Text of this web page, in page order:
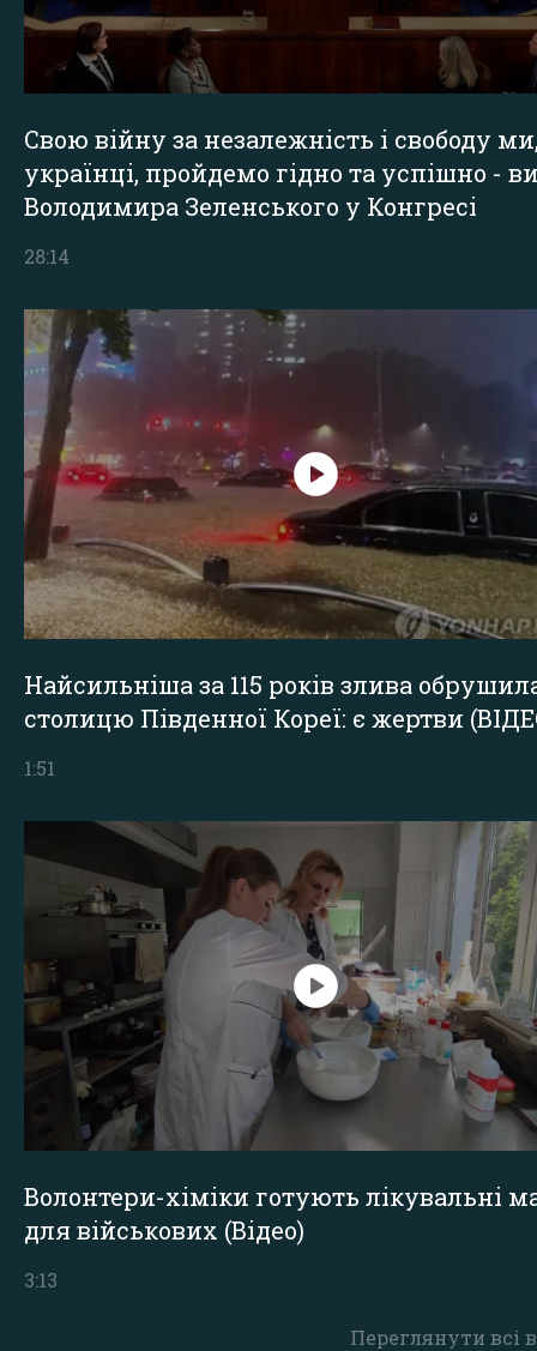
Переглянути всі
Свою війну за незалежність і свободу
українці, пройдемо гідно та успішно -
Володимира Зеленського у Конгресі
28:14
Найсильніша за 115 років злива
столицю Південної Кореї: є жертви
1:51
Волонтери-хіміки готують лікувальні
для військових (Відео)
3:13